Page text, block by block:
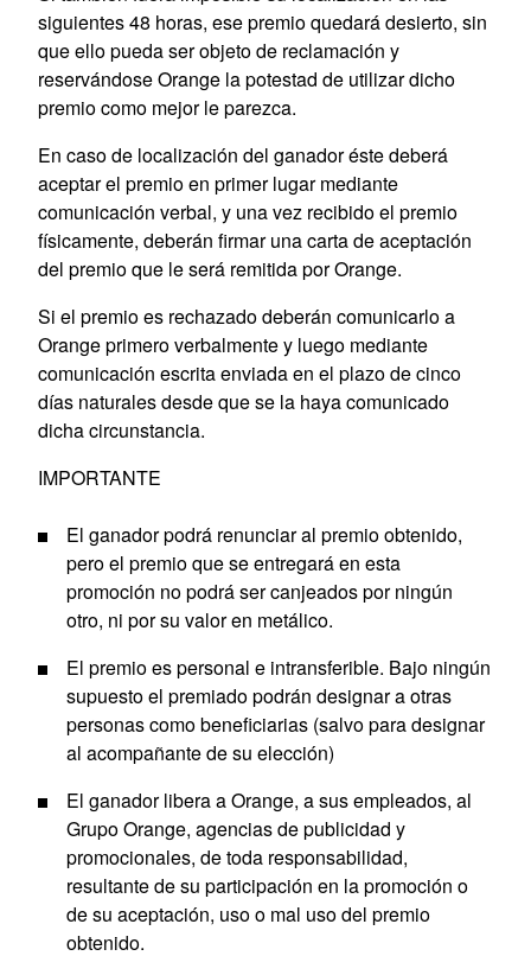
siguientes 48 horas, ese premio quedará desierto, sin
que ello pueda ser objeto de reclamación y
reservándose Orange la potestad de utilizar dicho
premio como mejor le parezca.
En caso de localización del ganador éste deberá
aceptar el premio en primer lugar mediante
comunicación verbal, y una vez recibido el premio
físicamente, deberán firmar una carta de aceptación
del premio que le será remitida por Orange.
Si el premio es rechazado deberán comunicarlo a
Orange primero verbalmente y luego mediante
comunicación escrita enviada en el plazo de cinco
días naturales desde que se la haya comunicado
dicha circunstancia.
IMPORTANTE
El ganador podrá renunciar al premio obtenido,
pero el premio que se entregará en esta
promoción no podrá ser canjeados por ningún
otro, ni por su valor en metálico.
El premio es personal e intransferible. Bajo ningún
supuesto el premiado podrán designar a otras
personas como beneficiarias (salvo para designar
al acompañante de su elección)
El ganador libera a Orange, a sus empleados, al
Grupo Orange, agencias de publicidad y
promocionales, de toda responsabilidad,
resultante de su participación en la promoción o
de su aceptación, uso o mal uso del premio
obtenido.